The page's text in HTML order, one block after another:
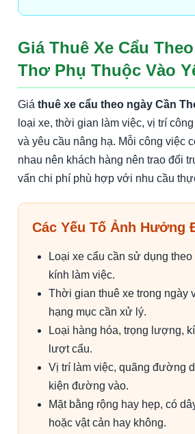
Giá Thuê Xe Cẩu
Thơ Phụ Thuộc Vào
Giá thuê xe cẩu theo ngày Cần
loại xe, thời gian làm việc, vị trí
và yêu cầu nâng hạ. Mỗi công việc
nhau nên khách hàng nên trao đổi
vấn chi phí phù hợp với nhu cầu
Các Yếu Tố Ảnh Hưởng
Loại xe cẩu cần sử dụng
kính làm việc.
Thời gian thuê xe trong ngày
hạng mục cần xử lý.
Loại hàng hóa, trọng lượng,
lượt cẩu.
Vị trí làm việc, quãng đường
kiện đường vào.
Mặt bằng rộng hay hẹp, có
hoặc vật cản hay không.